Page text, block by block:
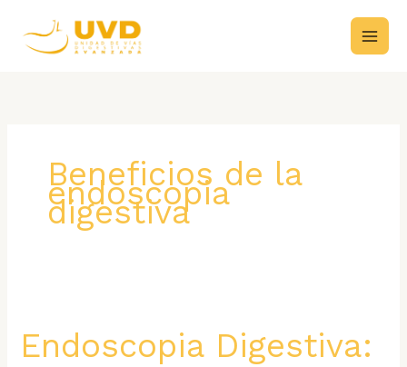
contenido
Beneficios de la
endoscopia
digestiva
Endoscopia Digestiva: